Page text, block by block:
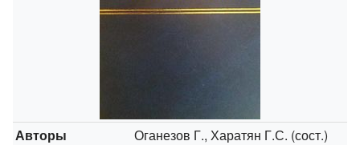
Авторы
Оганезов Г., Харатян Г.С. (сост.)